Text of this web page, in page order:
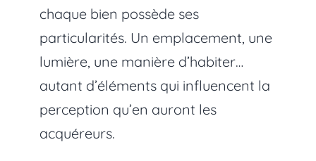
chaque bien possède ses
particularités. Un emplacement, une
lumière, une manière d’habiter…
autant d’éléments qui influencent la
perception qu’en auront les
acquéreurs.